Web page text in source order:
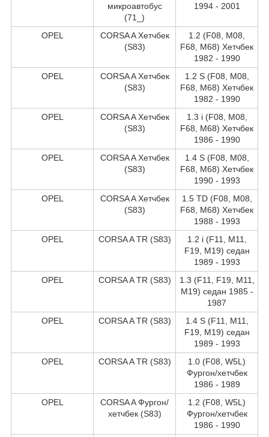
микроавтобус
(71_)
1994 - 2001
OPEL
CORSA A Хетчбек
(S83)
1.2 (F08, M08,
F68, M68) Хетчбек
1982 - 1990
OPEL
CORSA A Хетчбек
(S83)
1.2 S (F08, M08,
F68, M68) Хетчбек
1982 - 1990
OPEL
CORSA A Хетчбек
(S83)
1.3 i (F08, M08,
F68, M68) Хетчбек
1986 - 1990
OPEL
CORSA A Хетчбек
(S83)
1.4 S (F08, M08,
F68, M68) Хетчбек
1990 - 1993
OPEL
CORSA A Хетчбек
(S83)
1.5 TD (F08, M08,
F68, M68) Хетчбек
1988 - 1993
OPEL
CORSA A TR (S83)
1.2 i (F11, M11,
F19, M19) седан
1989 - 1993
OPEL
CORSA A TR (S83)
1.3 (F11, F19, M11,
M19) седан 1985 -
1987
OPEL
CORSA A TR (S83)
1.4 S (F11, M11,
F19, M19) седан
1989 - 1993
OPEL
CORSA A TR (S83)
1.0 (F08, W5L)
Фургон/хетчбек
1986 - 1989
OPEL
CORSA A Фургон/
хетчбек (S83)
1.2 (F08, W5L)
Фургон/хетчбек
1986 - 1990